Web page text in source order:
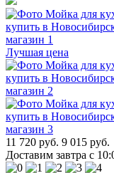
Лучшая цена
11 720 руб. 9 015 руб.
Доставим завтра с